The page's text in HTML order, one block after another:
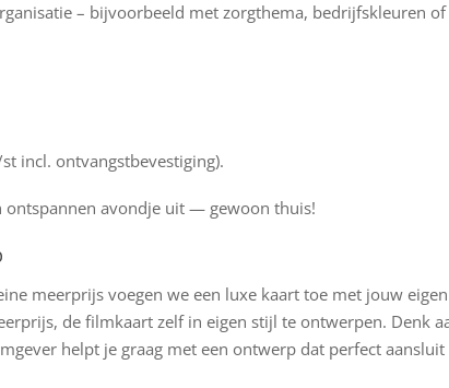
– bijvoorbeeld met zorgthema, bedrijfskleuren of
incl. ontvangstbevestiging).
ontspannen avondje uit — gewoon thuis!
meerprijs voegen we een luxe kaart toe met jouw eigen
de filmkaart zelf in eigen stijl te ontwerpen. Denk
helpt je graag met een ontwerp dat perfect